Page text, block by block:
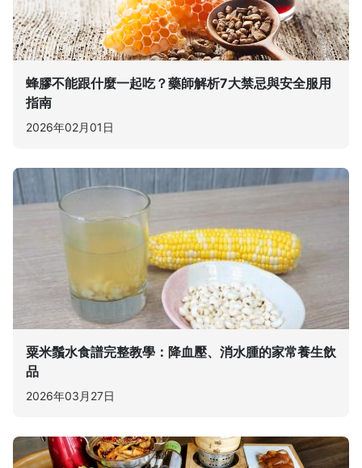
蜂膠不能跟什麼一起吃？藥師解析7大禁忌與安全服用
指南
2026年02月01日
粟米鬚水食譜完整教學：降血壓、消水腫的家常養生飲
品
2026年03月27日